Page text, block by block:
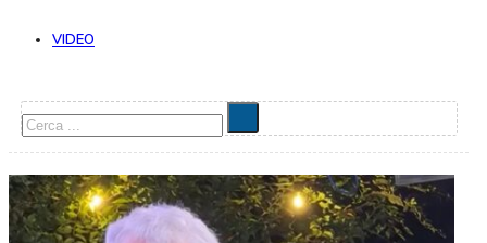
VIDEO
Cerca